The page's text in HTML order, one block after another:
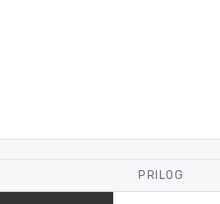
PRILOG